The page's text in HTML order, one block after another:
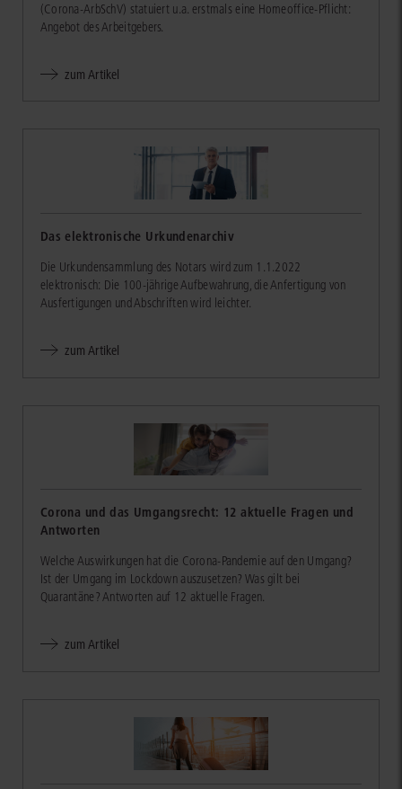
(Corona-ArbSchV) statuiert u.a. erstmals eine Homeoffice-Pflicht:
Angebot des Arbeitgebers.
zum Artikel
Das elektronische Urkundenarchiv
Die Urkundensammlung des Notars wird zum 1.1.2022
elektronisch: Die 100-jährige Aufbewahrung, die Anfertigung von
Ausfertigungen und Abschriften wird leichter.
zum Artikel
Corona und das Umgangsrecht: 12 aktuelle Fragen und
Antworten
Welche Auswirkungen hat die Corona-Pandemie auf den Umgang?
Ist der Umgang im Lockdown auszusetzen? Was gilt bei
Quarantäne? Antworten auf 12 aktuelle Fragen.
zum Artikel